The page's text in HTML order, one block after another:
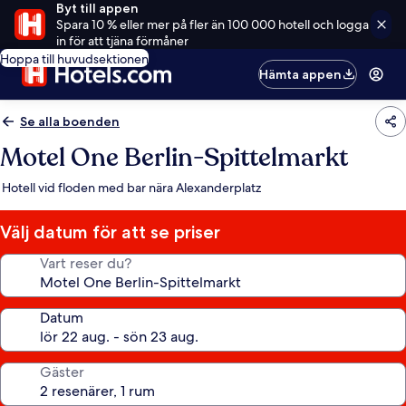
Byt till appen
Spara 10 % eller mer på fler än 100 000 hotell och logga
in för att tjäna förmåner
Hoppa till huvudsektionen
Hämta appen
Se alla boenden
Motel One Berlin-Spittelmarkt
Hotell vid floden med bar nära Alexanderplatz
Välj datum för att se priser
Vart reser du?
Datum
Gäster